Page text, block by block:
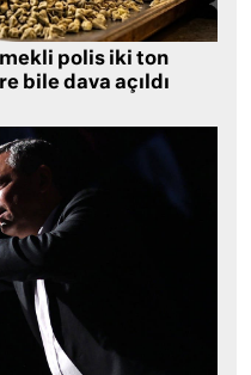
polis iki ton
bile dava açıldı